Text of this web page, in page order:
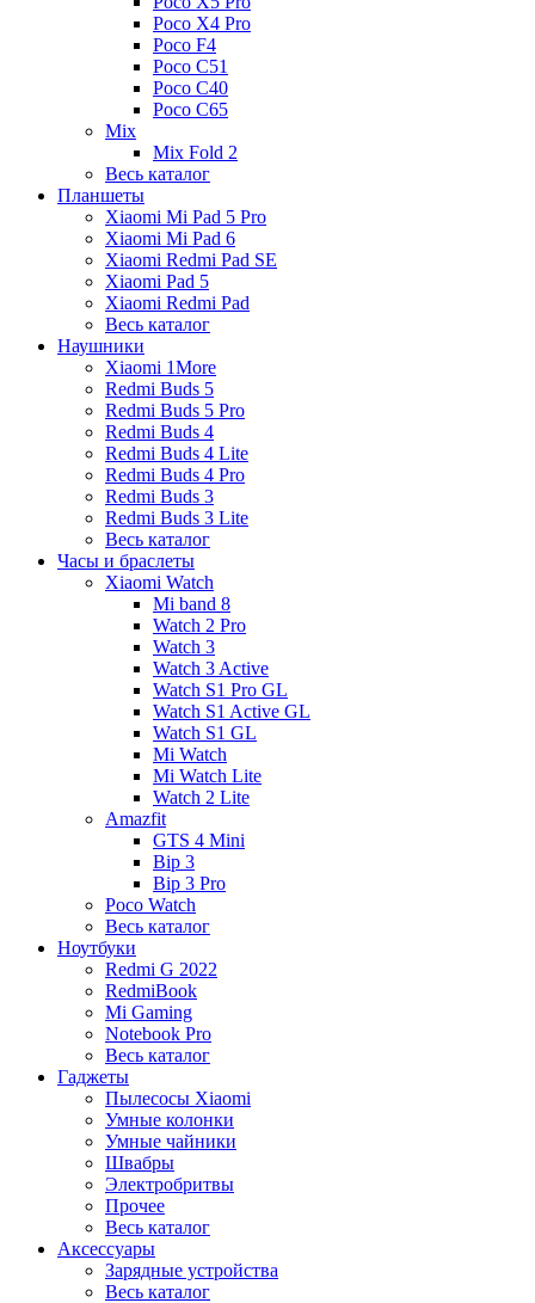
Poco X4 Pro
Poco F4
Poco C51
Poco C40
Poco C65
Mix
Mix Fold 2
Весь каталог
Планшеты
Xiaomi Mi Pad 5 Pro
Xiaomi Mi Pad 6
Xiaomi Redmi Pad SE
Xiaomi Pad 5
Xiaomi Redmi Pad
Весь каталог
Наушники
Xiaomi 1More
Redmi Buds 5
Redmi Buds 5 Pro
Redmi Buds 4
Redmi Buds 4 Lite
Redmi Buds 4 Pro
Redmi Buds 3
Redmi Buds 3 Lite
Весь каталог
Часы и браслеты
Xiaomi Watch
Mi band 8
Watch 2 Pro
Watch 3
Watch 3 Active
Watch S1 Pro GL
Watch S1 Active GL
Watch S1 GL
Mi Watch
Mi Watch Lite
Watch 2 Lite
Amazfit
GTS 4 Mini
Bip 3
Bip 3 Pro
Poco Watch
Весь каталог
Ноутбуки
Redmi G 2022
RedmiBook
Mi Gaming
Notebook Pro
Весь каталог
Гаджеты
Пылесосы Xiaomi
Умные колонки
Умные чайники
Швабры
Электробритвы
Прочее
Весь каталог
Аксессуары
Зарядные устройства
Весь каталог